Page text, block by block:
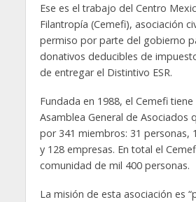
Ese es el trabajo del Centro
Filantropía (Cemefi), asociación
permiso por parte del gobierno
donativos deducibles de
de entregar el Distintivo ESR.
Fundada en 1988, el Cemefi
Asamblea General de Asociados
por 341 miembros: 31 personas,
y 128 empresas. En total el
comunidad de mil 400 personas.
La misión de esta asociación es